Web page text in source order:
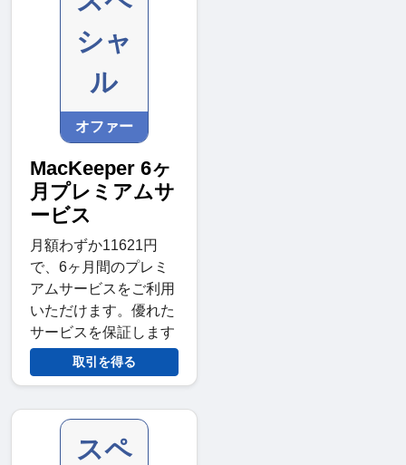
シャ
ル
オファー
MacKeeper 6ヶ
月プレミアムサ
ービス
月額わずか11621円
で、6ヶ月間のプレミ
アムサービスをご利用
いただけます。優れた
サービスを保証します
取引を得る
スペ